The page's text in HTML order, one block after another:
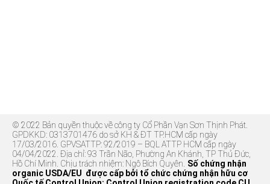
© 2022 Bản quyền thuộc về công ty Cổ Phần Vạn Sơn Thịnh Phát.
GPDKKD: 0313701476 do sở KH & ĐT TP.HCM cấp ngày
17/03/2016. GPVSATTP: 92/2019 – BQL ATTP HCM cấp ngày
04/04/2022. Địa chỉ: 93 Trần Não, Phường An Khánh, TP Thủ Đức,
Hồ Chí Minh. Chịu trách nhiệm: Ngô Bích Quyên. Số chứng nhận
organic USDA/EU được cấp bởi tổ chức chứng nhận hữu cơ